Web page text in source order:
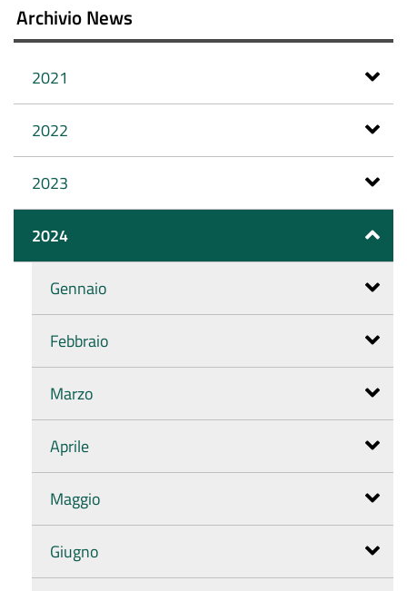
Archivio News
2021
2022
2023
2024
Gennaio
Febbraio
Marzo
Aprile
Maggio
Giugno